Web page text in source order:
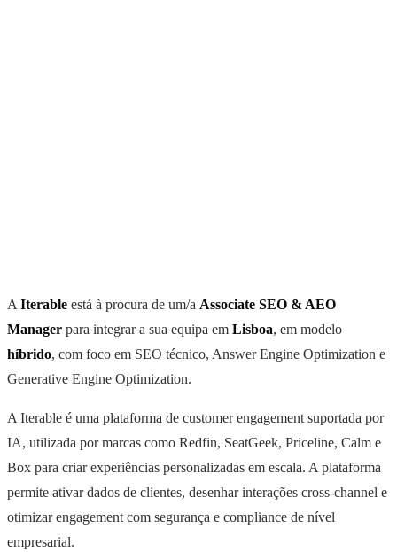
A Iterable está à procura de um/a Associate SEO & AEO
Manager para integrar a sua equipa em Lisboa, em modelo
híbrido, com foco em SEO técnico, Answer Engine Optimization e
Generative Engine Optimization.
A Iterable é uma plataforma de customer engagement suportada por
IA, utilizada por marcas como Redfin, SeatGeek, Priceline, Calm e
Box para criar experiências personalizadas em escala. A plataforma
permite ativar dados de clientes, desenhar interações cross-channel e
otimizar engagement com segurança e compliance de nível
empresarial.